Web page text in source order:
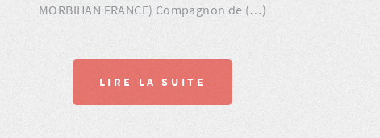
MORBIHAN FRANCE) Compagnon de (…)
LIRE LA SUITE